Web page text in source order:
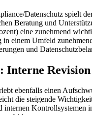
Datenschutz spielt
Beratung und
eine zunehmend
einem Umfeld
und
Interne Revision
ebenfalls einen
die steigende
internen Kontrollsystemen